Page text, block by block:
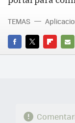
FACEBOOK
TWITTER
E-
TEMAS